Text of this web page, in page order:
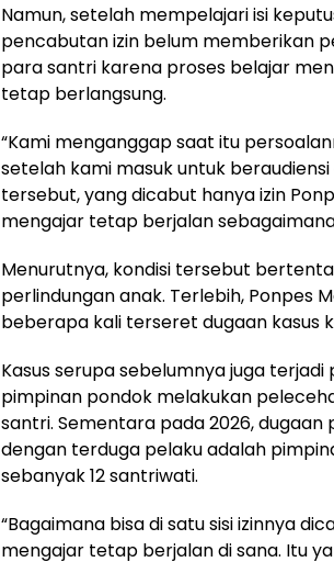
Namun, setelah mempelajari isi
pencabutan izin belum memberikan
para santri karena proses belajar
tetap berlangsung.
“Kami menganggap saat itu
setelah kami masuk untuk
tersebut, yang dicabut hanya izin
mengajar tetap berjalan
Menurutnya, kondisi tersebut
perlindungan anak. Terlebih, Ponpes
beberapa kali terseret dugaan kasus
Kasus serupa sebelumnya juga terjadi
pimpinan pondok melakukan
santri. Sementara pada 2026,
dengan terduga pelaku adalah
sebanyak 12 santriwati.
“Bagaimana bisa di satu sisi izinnya
mengajar tetap berjalan di sana. Itu